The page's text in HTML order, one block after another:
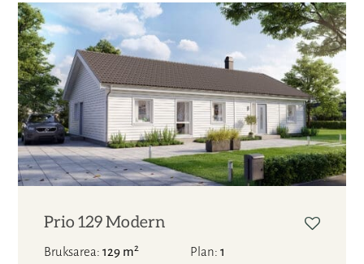
Prio 129 Modern
Bruksarea 129 m2 Plan 1